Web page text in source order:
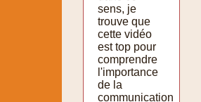
sens, je
trouve que
cette vidéo
est top pour
comprendre
l'importance
de la
communication